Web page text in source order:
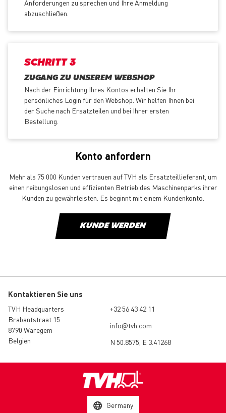
Anforderungen zu sprechen und Ihre Anmeldung
abzuschließen.
SCHRITT 3
ZUGANG ZU UNSEREM WEBSHOP
Nach der Einrichtung Ihres Kontos erhalten Sie Ihr
persönliches Login für den Webshop. Wir helfen Ihnen bei
der Suche nach Ersatzteilen und bei Ihrer ersten
Bestellung.
Konto anfordern
Mehr als 75 000 Kunden vertrauen auf TVH als Ersatzteillieferant, um
einen reibungslosen und effizienten Betrieb des Maschinenparks ihrer
Kunden zu gewährleisten. Es beginnt mit einem Kundenkonto.
KUNDE WERDEN
Kontaktieren Sie uns
TVH Headquarters
Brabantstraat 15
8790 Waregem
Belgien
+32 56 43 42 11
info@tvh.com
N 50.8575, E 3.41268
Germany